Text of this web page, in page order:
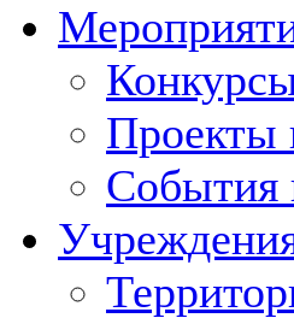
Проекты
События